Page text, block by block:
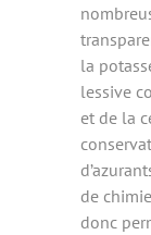
la
lessive
et de la
de
donc